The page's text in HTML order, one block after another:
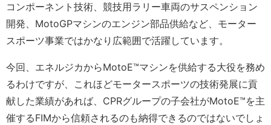
コンポーネント技術、競技用ラリー車両のサスペンション
開発、MotoGPマシンのエンジン部品供給など、モーター
スポーツ事業ではかなり広範囲で活躍しています。
今回、エネルジカからMotoE™️マシンを供給する大役を務め
るわけですが、これほどモータースポーツの技術発展に貢
献した業績があれば、CPRグループの子会社がMotoE™️を主
催するFIMから信頼されるのも納得できるのではないでしょ